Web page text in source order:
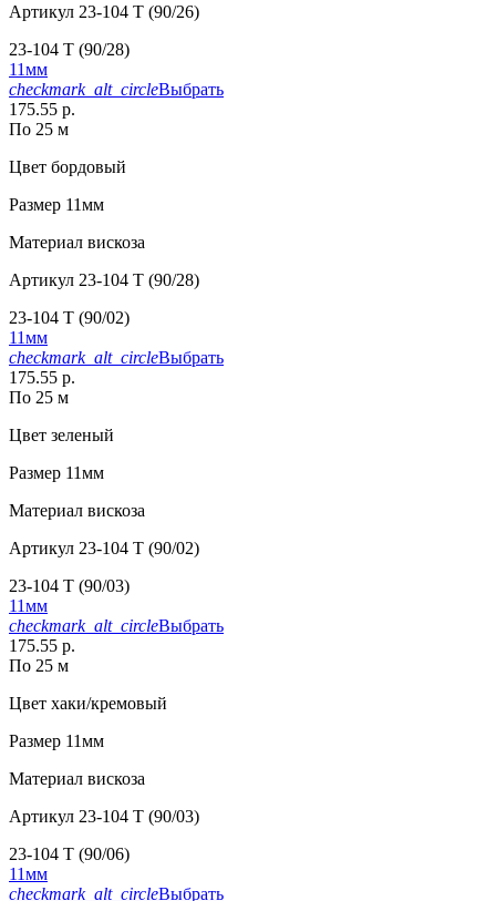
Артикул 23-104 T (90/26)
23-104 T (90/28)
11мм
checkmark_alt_circleВыбрать
175.55 р.
По 25 м
Цвет бордовый
Размер 11мм
Материал вискоза
Артикул 23-104 T (90/28)
23-104 T (90/02)
11мм
checkmark_alt_circleВыбрать
175.55 р.
По 25 м
Цвет зеленый
Размер 11мм
Материал вискоза
Артикул 23-104 T (90/02)
23-104 T (90/03)
11мм
checkmark_alt_circleВыбрать
175.55 р.
По 25 м
Цвет хаки/кремовый
Размер 11мм
Материал вискоза
Артикул 23-104 T (90/03)
23-104 T (90/06)
11мм
checkmark_alt_circleВыбрать